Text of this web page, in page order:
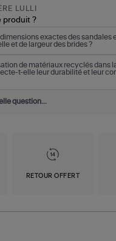
LULLI
produit ?
exactes des sandales
et de largeur des brides ?
de matériaux recyclés dans
t-elle leur durabilité et leur
RETOUR OFFERT